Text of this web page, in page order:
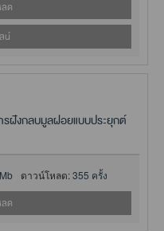
ลด
น์
ฝังกลบมูลฝอยแบบประยุกต์
ดาวน์โหลด:355 ครั้ง
ลด